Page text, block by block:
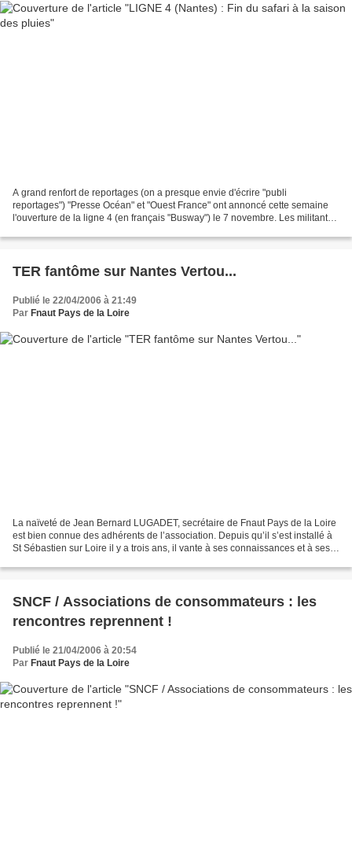
A grand renfort de reportages (on a presque envie d'écrire "publi
reportages") "Presse Océan" et "Ouest France" ont annoncé cette semaine
l'ouverture de la ligne 4 (en français "Busway") le 7 novembre. Les militants
TER fantôme sur Nantes Vertou...
Publié le 22/04/2006 à 21:49
Par Fnaut Pays de la Loire
La naïveté de Jean Bernard LUGADET, secrétaire de Fnaut Pays de la Loire
est bien connue des adhérents de l’association. Depuis qu’il s’est installé à
St Sébastien sur Loire il y a trois ans, il vante à ses connaissances et à ses
SNCF / Associations de consommateurs : les
rencontres reprennent !
Publié le 21/04/2006 à 20:54
Par Fnaut Pays de la Loire